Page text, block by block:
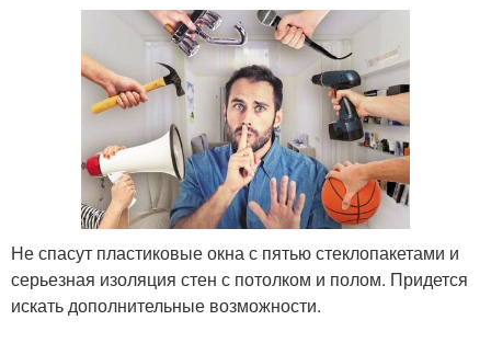
Не спасут пластиковые окна с пятью стеклопакетами и
серьезная изоляция стен с потолком и полом. Придется
искать дополнительные возможности.